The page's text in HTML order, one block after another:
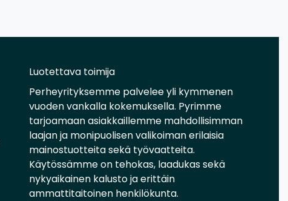
Luotettava toimija
Perheyrityksemme palvelee yli kymmenen
vuoden vankalla kokemuksella. Pyrimme
tarjoamaan asiakkaillemme mahdollisimman
laajan ja monipuolisen valikoiman erilaisia
mainostuotteita sekä työvaatteita.
Käytössämme on tehokas, laadukas sekä
nykyaikainen kalusto ja erittäin
ammattitaitoinen henkilökunta.